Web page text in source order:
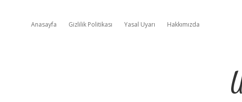
Anasayfa Gizlilik Politikası Yasal Uyarı Hakkımızda